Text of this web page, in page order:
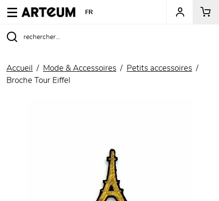
ARTEUM, la référence des boutiques de musées
FR
Accueil Mode & Accessoires
Petits accessoires
Broche Tour Eiffel